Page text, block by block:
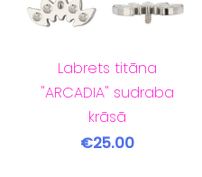
Labrets titāna
"ARCADIA" sudraba
krāsā
€25.00